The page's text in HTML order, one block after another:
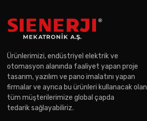
Ürünlerimizi, endüstriyel elektrik ve
otomasyon alanında faaliyet yapan proje
tasarım, yazılım ve pano imalatını yapan
firmalar ve ayrıca bu ürünleri kullanacak olan
tüm müşterilerimize global çapda
tedarik sağlayabiliriz.